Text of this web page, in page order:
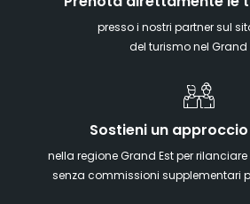
presso i nostri partner sul
del turismo nel Grand
Sostieni un
nella regione Grand Est per
senza commissioni supplementari